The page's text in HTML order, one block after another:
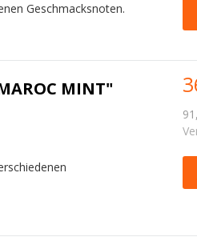
Geschmacksnoten.
MINT"